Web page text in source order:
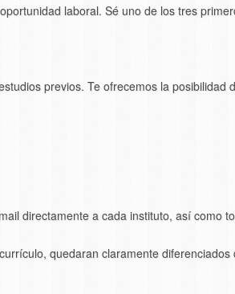
laboral. Sé uno de los tres
previos. Te ofrecemos la posibilidad
directamente a cada instituto, así como
quedaran claramente diferenciados